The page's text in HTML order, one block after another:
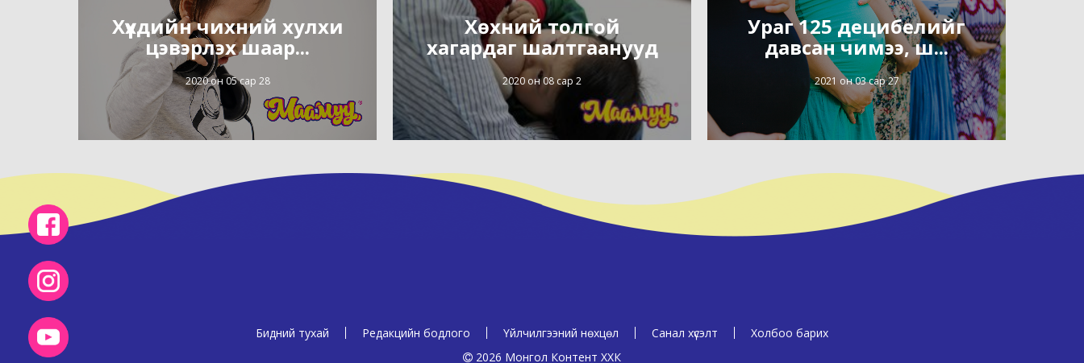
Хүүхдийн чихний хулхи
цэвэрлэх шаар...
2020 он 05 сар 28
Хөхний толгой
хагардаг шалтгаанууд
2020 он 08 сар 2
Ураг 125 децибелийг
давсан чимээ, ш...
2021 он 03 сар 27
Бидний тухай Редакцийн бодлого Үйлчилгээний нөхцөл Санал хүсэлт
Холбоо барих
2026 Монгол Контент ХХК